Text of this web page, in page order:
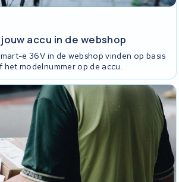
accu in de webshop
e 36V in de webshop vinden op basis
het modelnummer op de accu.